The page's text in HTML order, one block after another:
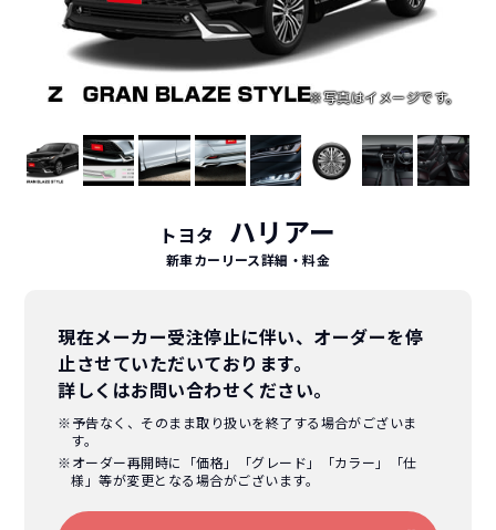
トヨタ ハリアー
新車カーリース詳細 ・料金
現在メーカー受注停止に伴い、オーダーを停
止させていただいております。
詳しくはお問い合わせください。
※予告なく、そのまま取り扱いを終了する場合がございま
す。
※オーダー再開時に「価格」「グレード」「カラー」「仕
様」等が変更となる場合がございます。